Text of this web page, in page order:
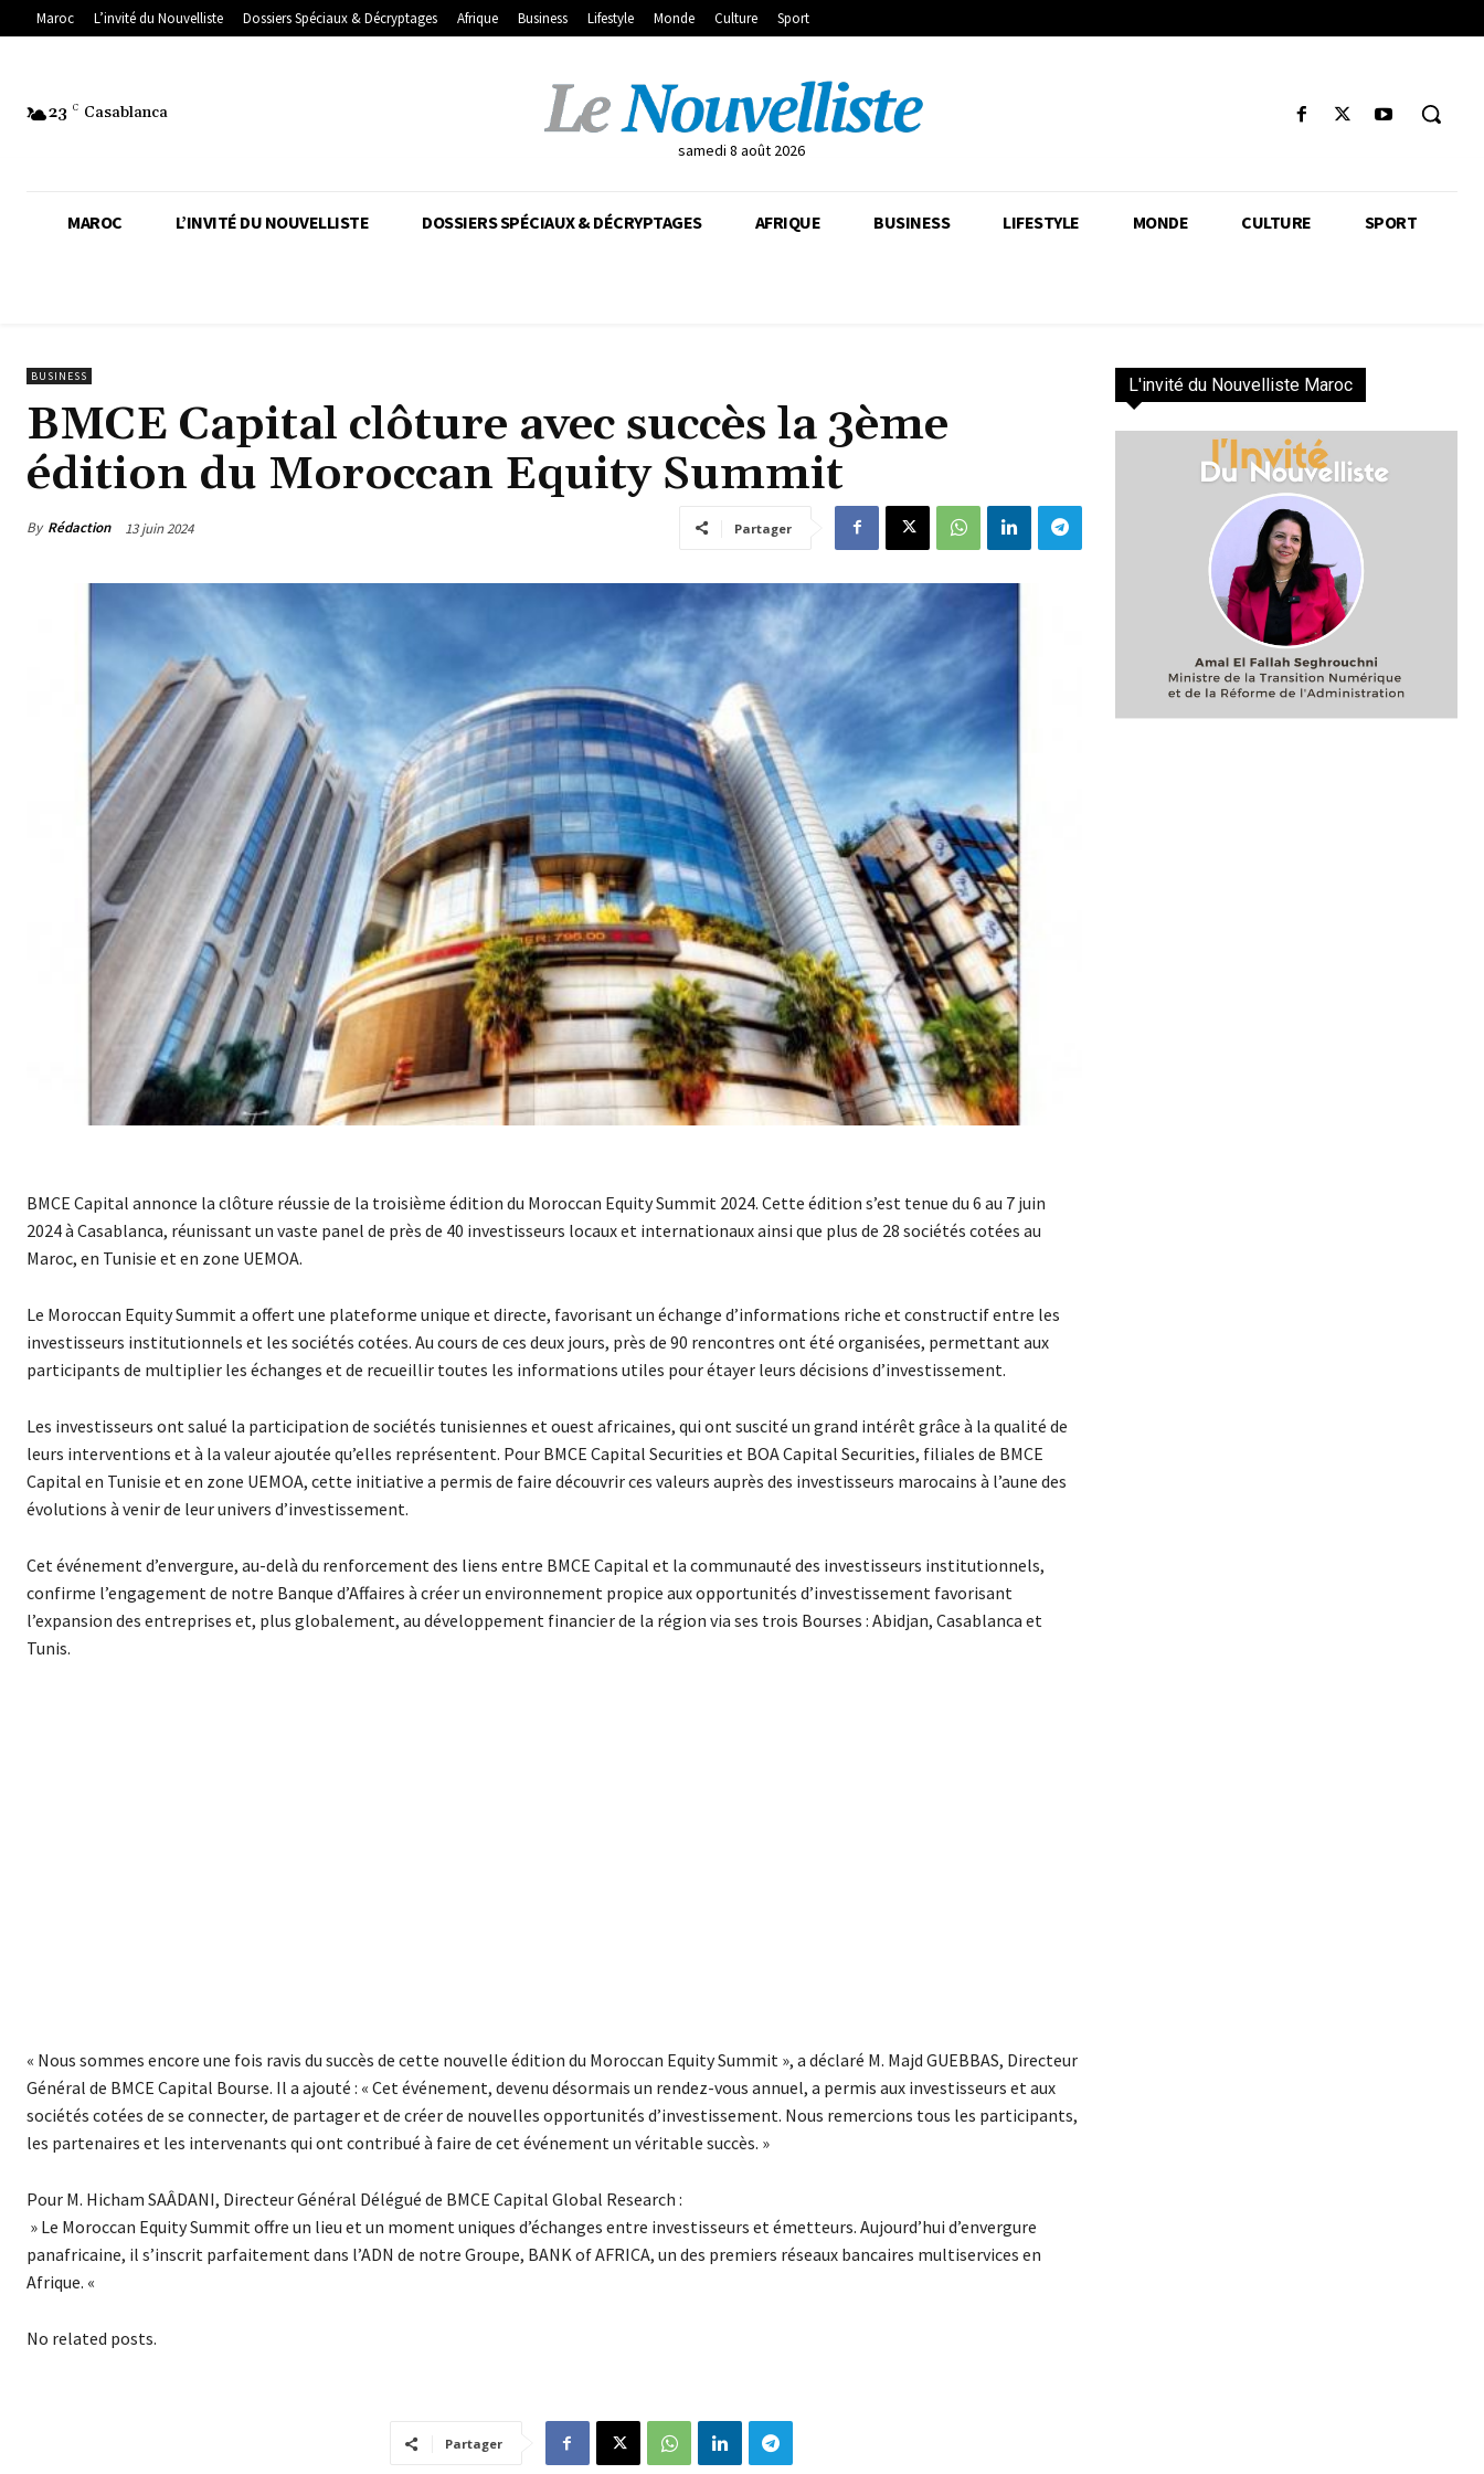
Maroc L’invité du Nouvelliste Dossiers Spéciaux & Décryptages Afrique Business Lifestyle Monde Culture Sport
23 C Casablanca
samedi 8 août 2026
MAROC L’INVITÉ DU NOUVELLISTE DOSSIERS SPÉCIAUX & DÉCRYPTAGES AFRIQUE BUSINESS LIFESTYLE MONDE CULTURE SPORT
BUSINESS
BMCE Capital clôture avec succès la 3ème
édition du Moroccan Equity Summit
By Rédaction 13 juin 2024 Partager
BMCE Capital annonce la clôture réussie de la troisième édition du Moroccan Equity Summit 2024. Cette édition s’est tenue du 6 au 7 juin
2024 à Casablanca, réunissant un vaste panel de près de 40 investisseurs locaux et internationaux ainsi que plus de 28 sociétés cotées au
Maroc, en Tunisie et en zone UEMOA.
Le Moroccan Equity Summit a offert une plateforme unique et directe, favorisant un échange d’informations riche et constructif entre les
investisseurs institutionnels et les sociétés cotées. Au cours de ces deux jours, près de 90 rencontres ont été organisées, permettant aux
participants de multiplier les échanges et de recueillir toutes les informations utiles pour étayer leurs décisions d’investissement.
Les investisseurs ont salué la participation de sociétés tunisiennes et ouest africaines, qui ont suscité un grand intérêt grâce à la qualité de
leurs interventions et à la valeur ajoutée qu’elles représentent. Pour BMCE Capital Securities et BOA Capital Securities, filiales de BMCE
Capital en Tunisie et en zone UEMOA, cette initiative a permis de faire découvrir ces valeurs auprès des investisseurs marocains à l’aune des
évolutions à venir de leur univers d’investissement.
Cet événement d’envergure, au-delà du renforcement des liens entre BMCE Capital et la communauté des investisseurs institutionnels,
confirme l’engagement de notre Banque d’Affaires à créer un environnement propice aux opportunités d’investissement favorisant
l’expansion des entreprises et, plus globalement, au développement financier de la région via ses trois Bourses : Abidjan, Casablanca et
Tunis.
« Nous sommes encore une fois ravis du succès de cette nouvelle édition du Moroccan Equity Summit », a déclaré M. Majd GUEBBAS, Directeur
Général de BMCE Capital Bourse. Il a ajouté : « Cet événement, devenu désormais un rendez-vous annuel, a permis aux investisseurs et aux
sociétés cotées de se connecter, de partager et de créer de nouvelles opportunités d’investissement. Nous remercions tous les participants,
les partenaires et les intervenants qui ont contribué à faire de cet événement un véritable succès. »
Pour M. Hicham SAÂDANI, Directeur Général Délégué de BMCE Capital Global Research :
» Le Moroccan Equity Summit offre un lieu et un moment uniques d’échanges entre investisseurs et émetteurs. Aujourd’hui d’envergure
panafricaine, il s’inscrit parfaitement dans l’ADN de notre Groupe, BANK of AFRICA, un des premiers réseaux bancaires multiservices en
Afrique. «
No related posts.
Partager
L'invité du Nouvelliste Maroc